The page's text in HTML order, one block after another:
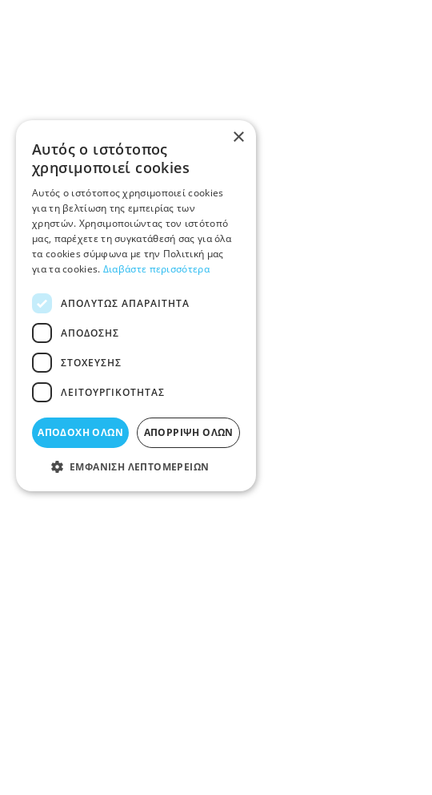
×
Αυτός ο ιστότοπος
χρησιμοποιεί cookies
Αυτός ο ιστότοπος χρησιμοποιεί cookies
για τη βελτίωση της εμπειρίας των
χρηστών. Χρησιμοποιώντας τον ιστότοπό
μας, παρέχετε τη συγκατάθεσή σας για όλα
τα cookies σύμφωνα με την Πολιτική μας
για τα cookies. Διαβάστε περισσότερα
ΑΠΟΛΎΤΩΣ ΑΠΑΡΑΊΤΗΤΑ
ΑΠΌΔΟΣΗΣ
ΣΤΌΧΕΥΣΗΣ
ΛΕΙΤΟΥΡΓΙΚΌΤΗΤΑΣ
ΑΠΟΔΟΧΉ ΌΛΩΝ ΑΠΌΡΡΙΨΗ ΌΛΩΝ
ΕΜΦΆΝΙΣΗ ΛΕΠΤΟΜΕΡΕΙΏΝ